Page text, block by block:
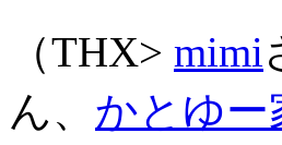
（THX> mimi
ん、 かとゆー